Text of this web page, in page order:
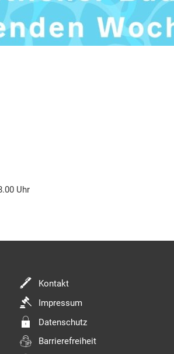
Uhr
Kontakt
Impressum
Datenschutz
Barrierefreiheit